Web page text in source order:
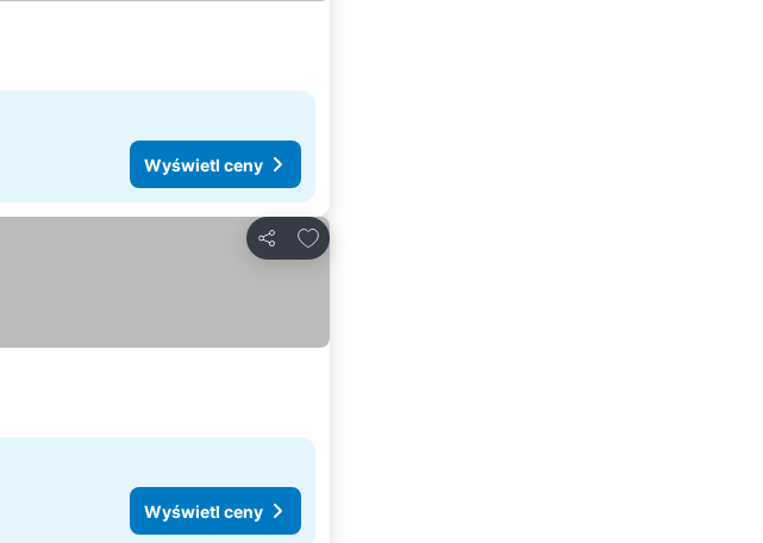
Wyświetl ceny
Udostępnij
Dodaj do ulubionych
Wyświetl ceny